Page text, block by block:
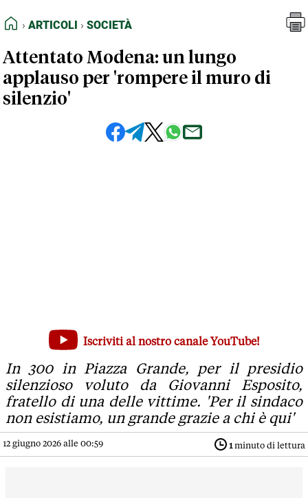
FEED RSS
NORMATIVE DEONTOLOGICHE
TERMINI e CONDIZIONI
HOME
ARTICOLI SOCIETÀ
Attentato Modena: un lungo
applauso per 'rompere il muro di
silenzio'
Attentato Modena: un lungo applauso per 'rompere il
Iscriviti al nostro canale YouTube!
In 300 in Piazza Grande, per il presidio
silenzioso voluto da Giovanni Esposito,
fratello di una delle vittime. 'Per il sindaco
non esistiamo, un grande grazie a chi è qui'
12 giugno 2026 alle 00:59 1minuto di lettura